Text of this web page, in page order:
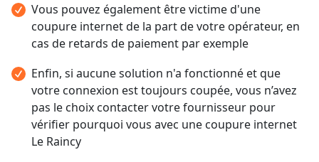
Vous pouvez également être victime d'une
coupure internet de la part de votre opérateur, en
cas de retards de paiement par exemple
Enfin, si aucune solution n'a fonctionné et que
votre connexion est toujours coupée, vous n’avez
pas le choix contacter votre fournisseur pour
vérifier pourquoi vous avec une coupure internet
Le Raincy